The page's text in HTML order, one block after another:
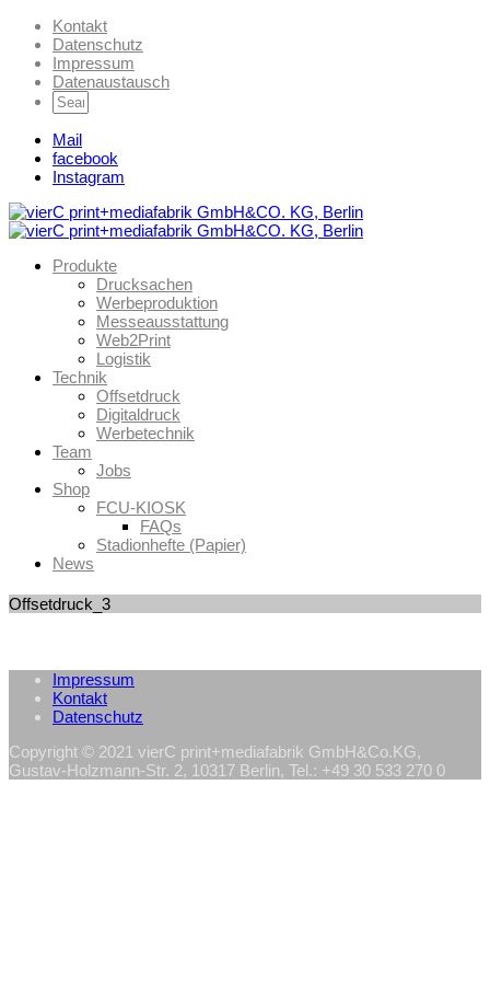
Kontakt
Datenschutz
Impressum
Datenaustausch
Mail
facebook
Instagram
Produkte
Drucksachen
Werbeproduktion
Messeausstattung
Web2Print
Logistik
Technik
Offsetdruck
Digitaldruck
Werbetechnik
Team
Jobs
Shop
FCU-KIOSK
FAQs
Stadionhefte (Papier)
News
Offsetdruck_3
Impressum
Kontakt
Datenschutz
Copyright © 2021 vierC print+mediafabrik GmbH&Co.KG,
Gustav-Holzmann-Str. 2, 10317 Berlin, Tel.: +49 30 533 270 0